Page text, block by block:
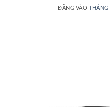
ĐĂNG VÀO THÁNG